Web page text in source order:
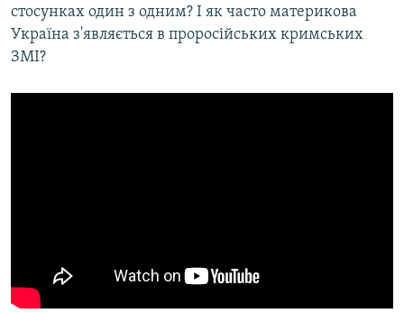
стосунках один з одним? І як часто материкова
Україна з'являється в проросійських кримських
ЗМІ?